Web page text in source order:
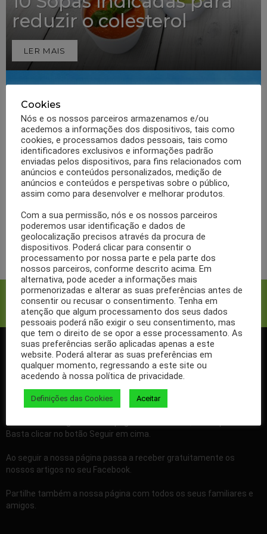
reduzir o colesterol
LER MAIS
0 Partilhas 463 Visualizações PERDER PESO
funciona?
LER MAIS
Facebook Twitter
SIGA-NOS NO FACEBOOK
Basta clicar no botão Seguir em cima.
Ao seguir a nossa página passa a receber gratuitamente os
nossos artigos no seu Facebook.
Partilhe também a nossa página com todos os seus familiares e
amigos.
Cookies
Nós e os nossos parceiros armazenamos e/ou
acedemos a informações dos dispositivos, tais como
cookies, e processamos dados pessoais, tais como
identificadores exclusivos e informações padrão
enviadas pelos dispositivos, para fins relacionados com
anúncios e conteúdos personalizados, medição de
anúncios e conteúdos e perspetivas sobre o público,
assim como para desenvolver e melhorar produtos.
Com a sua permissão, nós e os nossos parceiros
poderemos usar identificação e dados de
geolocalização precisos através da procura de
dispositivos. Poderá clicar para consentir o
processamento por nossa parte e pela parte dos
nossos parceiros, conforme descrito acima. Em
alternativa, pode aceder a informações mais
pormenorizadas e alterar as suas preferências antes de
consentir ou recusar o consentimento. Tenha em
atenção que algum processamento dos seus dados
pessoais poderá não exigir o seu consentimento, mas
que tem o direito de se opor a esse processamento. As
suas preferências serão aplicadas apenas a este
website. Poderá alterar as suas preferências em
qualquer momento, regressando a este site ou
acedendo à nossa política de privacidade.
Definições das Cookies Aceitar